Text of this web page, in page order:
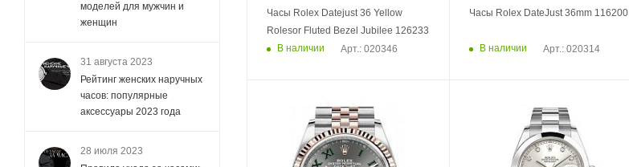
Часы Rolex Datejust 36 Yellow
Rolesor Fluted Bezel Jubilee 126233
В наличии
Арт.: 020346
Часы Rolex DateJust 36mm 116200
В наличии Арт.: 020314
моделей для мужчин и
женщин
31 августа 2023
Рейтинг женских наручных
часов: популярные
аксессуары 2023 года
28 июля 2023